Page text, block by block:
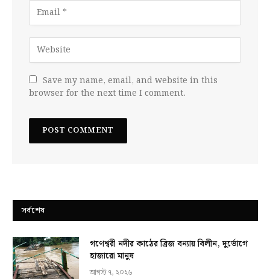
Save my name, email, and website in this
browser for the next time I comment.
সর্বশেষ
গণেশ্বরী নদীর কাঠের ব্রিজ বন্যায় বিলীন, দুর্ভোগে
হাজারো মানুষ
আগস্ট ৭, ২০২৬